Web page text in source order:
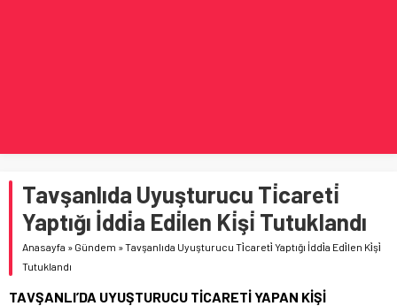
Tavşanlıda Uyuşturucu Ti̇careti̇
Yaptığı İddi̇a Edi̇len Ki̇şi̇ Tutuklandı
Anasayfa » Gündem »Tavşanlıda Uyuşturucu Ti̇careti̇ Yaptığı İddi̇a Edi̇len Ki̇şi̇
Tutuklandı
TAVŞANLI’DA UYUŞTURUCU TİCARETİ YAPAN KİŞİ